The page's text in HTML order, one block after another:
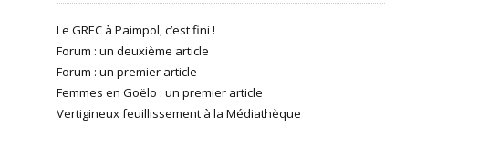
Le GREC à Paimpol, c’est fini !
Forum : un deuxième article
Forum : un premier article
Femmes en Goëlo : un premier article
Vertigineux feuillissement à la Médiathèque